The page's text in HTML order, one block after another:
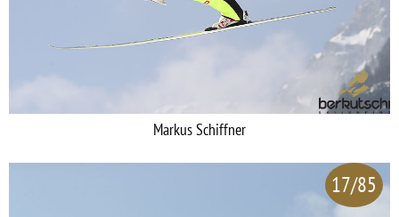
Markus Schiffner
17/85